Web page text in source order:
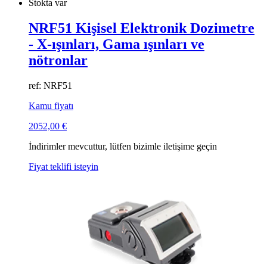
Stokta var
NRF51 Kişisel Elektronik Dozimetre
- X-ışınları, Gama ışınları ve
nötronlar
ref: NRF51
Kamu fiyatı
2052,00 €
İndirimler mevcuttur, lütfen bizimle iletişime geçin
Fiyat teklifi isteyin